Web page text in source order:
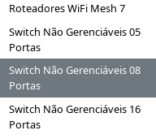
Roteadores WiFi Mesh 7
Switch Não Gerenciáveis 05
Portas
Switch Não Gerenciáveis 08
Portas
Switch Não Gerenciáveis 16
Portas